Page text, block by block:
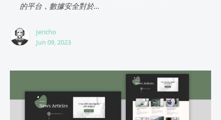
的平台，數據安全對於...
Jericho
Jun 09, 2023